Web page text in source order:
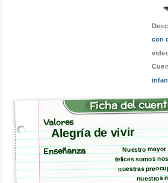
con
Ficha del
Valores
Alegría de vivir
Enseñanza Nuestro
felices somos
nuestras
nuestros